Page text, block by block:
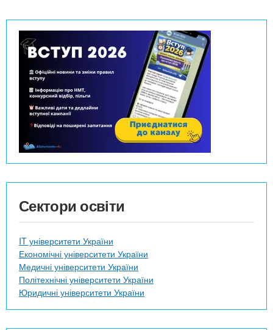
Сектори освіти
IT університети України
Економічні університети України
Медичні університети України
Політехнічні університети України
Юридичні університети України